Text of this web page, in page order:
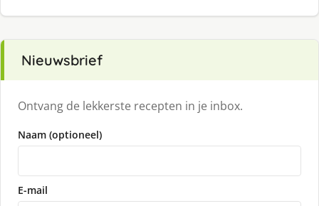
Nieuwsbrief
Ontvang de lekkerste recepten in je inbox.
Naam (optioneel)
E-mail